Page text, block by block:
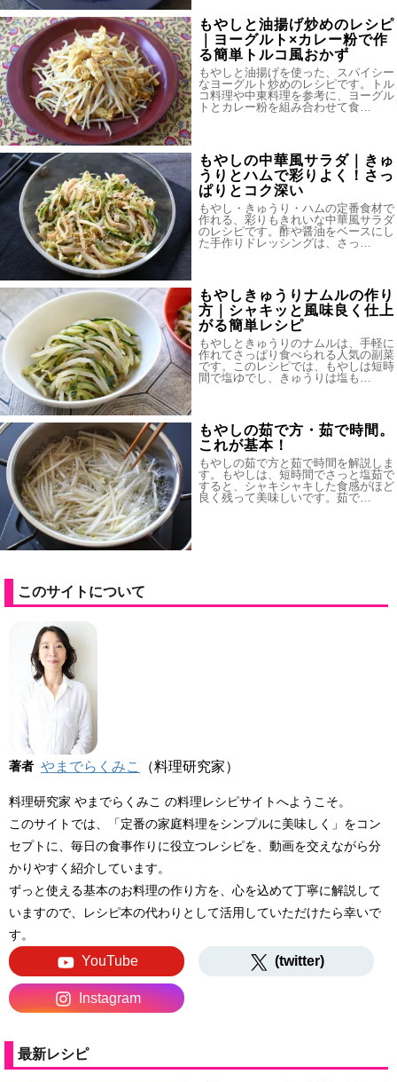
もやしと油揚げ炒めのレシピ
｜ヨーグルト×カレー粉で作
る簡単トルコ風おかず
もやしと油揚げを使った、スパイシー
なヨーグルト炒めのレシピです。トル
コ料理や中東料理を参考に、ヨーグル
トとカレー粉を組み合わせて食…
もやしの中華風サラダ｜きゅ
うりとハムで彩りよく！さっ
ぱりとコク深い
もやし・きゅうり・ハムの定番食材で
作れる、彩りもきれいな中華風サラダ
のレシピです。酢や醤油をベースにし
た手作りドレッシングは、さっ…
もやしきゅうりナムルの作り
方｜シャキッと風味良く仕上
がる簡単レシピ
もやしときゅうりのナムルは、手軽に
作れてさっぱり食べられる人気の副菜
です。このレシピでは、もやしは短時
間で塩ゆでし、きゅうりは塩も…
もやしの茹で方・茹で時間。
これが基本！
もやしの茹で方と茹で時間を解説しま
す。もやしは、短時間でさっと塩茹で
すると、シャキシャキした食感がほど
良く残って美味しいです。茹で…
このサイトについて
著者 やまでらくみこ （料理研究家）
料理研究家 やまでらくみこ の料理レシピサイトへようこそ。
このサイトでは、「定番の家庭料理をシンプルに美味しく」をコン
セプトに、毎日の食事作りに役立つレシピを、動画を交えながら分
かりやすく紹介しています。
ずっと使える基本のお料理の作り方を、心を込めて丁寧に解説して
いますので、レシピ本の代わりとして活用していただけたら幸いで
す。
YouTube (twitter)
Instagram
最新レシピ